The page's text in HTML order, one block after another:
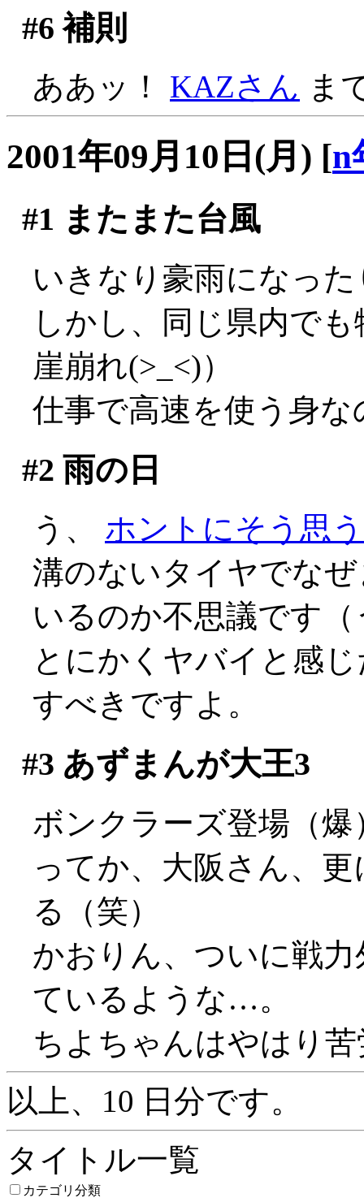
#6 補則
ああッ！ KAZさん ま
2001年09月10日(月) [n
#1 またまた台風
いきなり豪雨になっ
しかし、同じ県内で
崖崩れ(>_<)）
仕事で高速を使う身
#2 雨の日
う、 ホントにそう思
溝のないタイヤでな
いるのか不思議です
とにかくヤバイと感
すべきですよ。
#3 あずまんが大王3
ボンクラーズ登場（爆
ってか、大阪さん、
る（笑）
かおりん、ついに戦
ているような…。
ちよちゃんはやはり
以上、10 日分です。
タイトル一覧
カテゴリ分類